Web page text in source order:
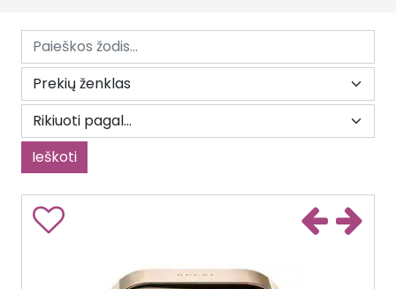
Ieškoti